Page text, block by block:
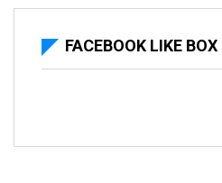
FACEBOOK LIKE BOX